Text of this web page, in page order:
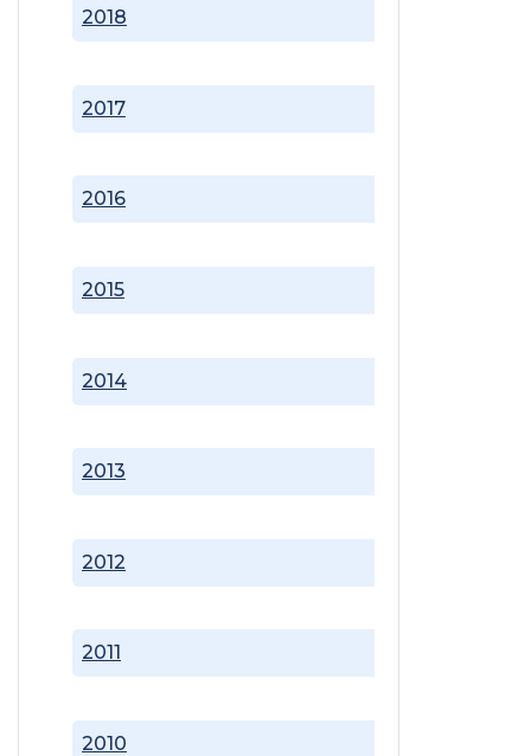
2010
2011
2012
2013
2014
2015
2016
2017
2018